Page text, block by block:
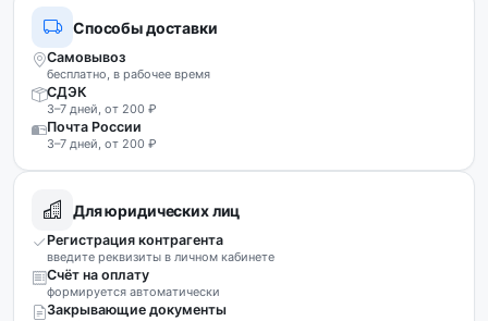
Способы доставки
Самовывоз
бесплатно, в рабочее время
СДЭК
3–7 дней, от 200 ₽
Почта России
3–7 дней, от 200 ₽
Для юридических лиц
Регистрация контрагента
введите реквизиты в личном кабинете
Счёт на оплату
формируется автоматически
Закрывающие документы